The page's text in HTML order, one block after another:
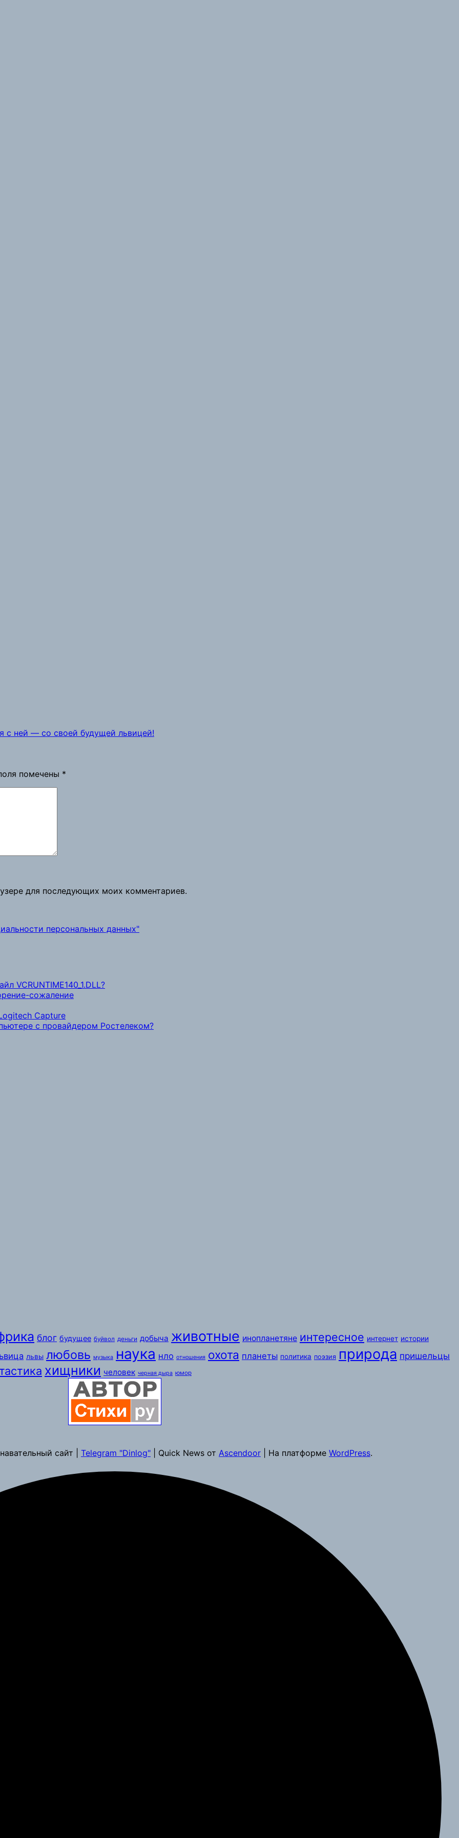
с ней — со своей будущей львицей!
помечены *
для последующих моих комментариев.
персональных данных"
VCRUNTIME140_1.DLL?
сожаление
Capture
с провайдером Ростелеком?
блог будущее буйвол деньги добыча животные инопланетяне интересное интернет истории
львы любовь музыка наука нло отношения охота планеты политика поэзия природа пришельцы
хищники человек черная дыра юмор
сайт | Telegram "Dinlog" | Quick News от Ascendoor | На платформе WordPress.